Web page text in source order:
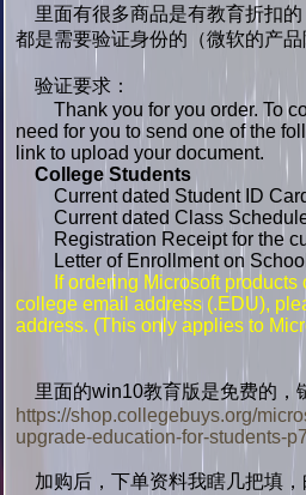
里面有很多商品是有教育折扣的
都是需要验证身份的（微软的产
验证要求：
Thank you for you order. To
need for you to send one of the
link to upload your document.
College Students
Current dated Student ID
Current dated Class
Registration Receipt for the
Letter of Enrollment on School
If ordering Microsoft
college email address (.EDU),
address. (This only applies to
里面的win10教育版是免费的，
https://shop.collegebuys.org/
upgrade-education-for-students-
加购后，下单资料我瞎几把填